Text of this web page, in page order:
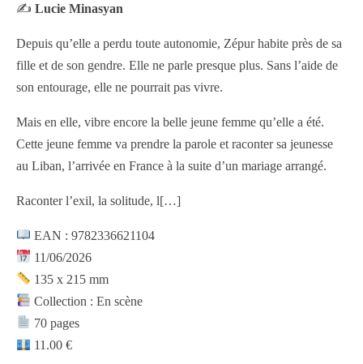
✍️ Lucie Minasyan
Depuis qu’elle a perdu toute autonomie, Zépur habite près de sa
fille et de son gendre. Elle ne parle presque plus. Sans l’aide de
son entourage, elle ne pourrait pas vivre.
Mais en elle, vibre encore la belle jeune femme qu’elle a été.
Cette jeune femme va prendre la parole et raconter sa jeunesse
au Liban, l’arrivée en France à la suite d’un mariage arrangé.
Raconter l’exil, la solitude, l[…]
EAN : 9782336621104
11/06/2026
135 x 215 mm
Collection : En scène
70 pages
11.00 €